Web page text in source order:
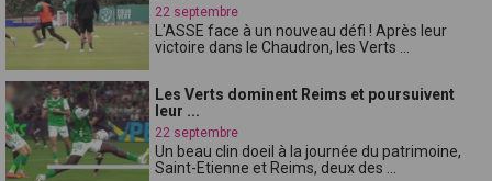
22 septembre
L'ASSE face à un nouveau défi ! Après leur
victoire dans le Chaudron, les Verts ...
Les Verts dominent Reims et poursuivent
leur ...
22 septembre
Un beau clin doeil à la journée du patrimoine,
Saint-Etienne et Reims, deux des ...